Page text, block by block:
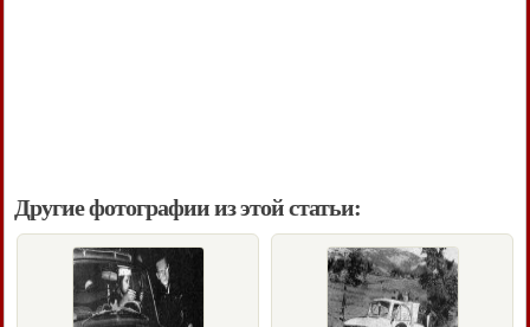
Другие фотографии из этой статьи: